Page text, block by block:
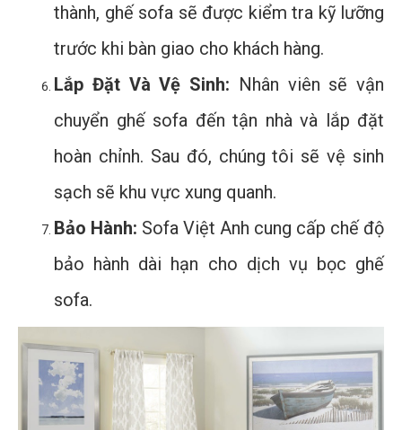
thành, ghế sofa sẽ được kiểm tra kỹ lưỡng
trước khi bàn giao cho khách hàng.
Lắp Đặt Và Vệ Sinh: Nhân viên sẽ vận
chuyển ghế sofa đến tận nhà và lắp đặt
hoàn chỉnh. Sau đó, chúng tôi sẽ vệ sinh
sạch sẽ khu vực xung quanh.
Bảo Hành: Sofa Việt Anh cung cấp chế độ
bảo hành dài hạn cho dịch vụ bọc ghế
sofa.